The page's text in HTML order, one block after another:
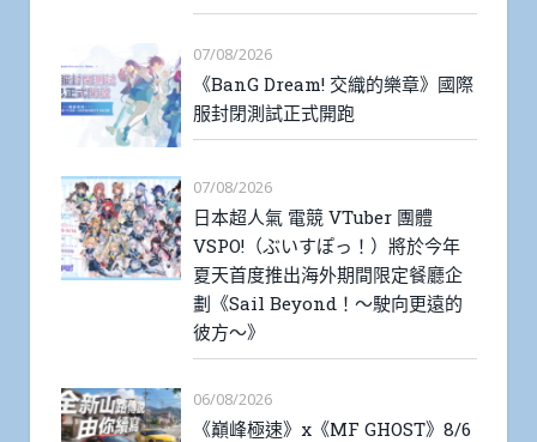
07/08/2026
《BanG Dream! 交織的樂章》國際
服封閉測試正式開跑
07/08/2026
日本超人氣 電競 VTuber 團體
VSPO!（ぶいすぽっ！）將於今年
夏天首度推出海外期間限定餐廳企
劃《Sail Beyond！～駛向更遠的
彼方～》
06/08/2026
《巔峰極速》x《MF GHOST》8/6